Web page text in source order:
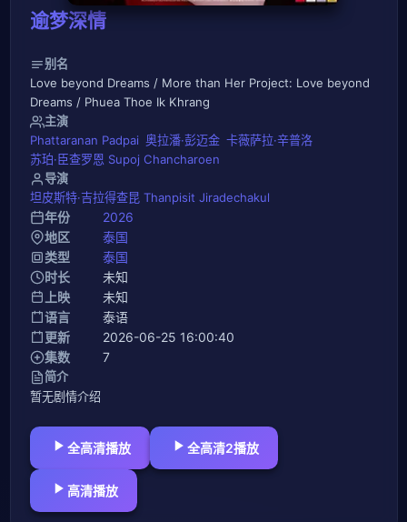
逾梦深情
别名
Love beyond Dreams / More than Her Project: Love beyond
Dreams / Phuea Thoe Ik Khrang
主演
Phattaranan Padpai 奥拉潘·彭迈金 卡薇萨拉·辛普洛
苏珀·臣查罗恩 Supoj Chancharoen
导演
坦皮斯特·吉拉得查昆 Thanpisit Jiradechakul
年份
2026
地区
泰国
类型
泰国
时长
未知
上映
未知
语言
泰语
更新
2026-06-25 16:00:40
集数
7
简介
暂无剧情介绍
全高清播放 全高清2播放
高清播放